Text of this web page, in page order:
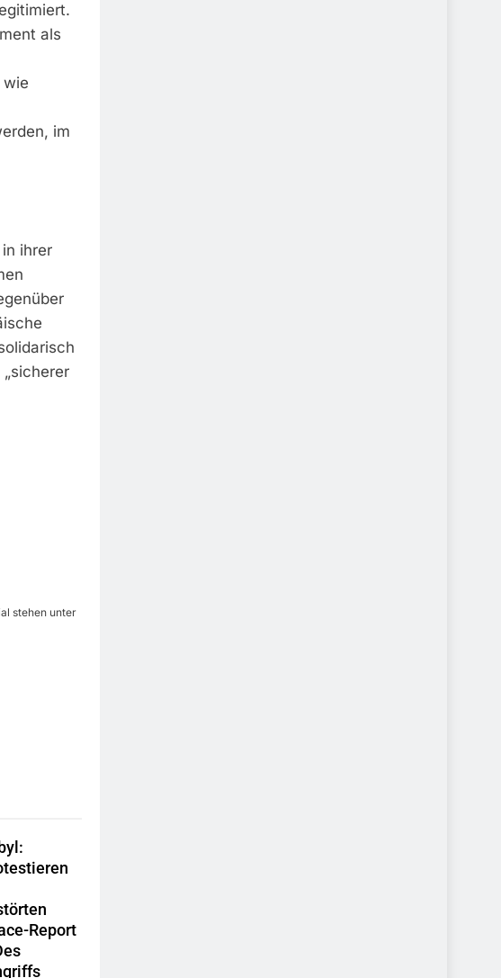
als
im
ihrer
stehen unter
Report